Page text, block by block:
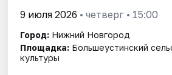
9 июля 2026 • четверг • 15:00
Город: Нижний Новгород
Площадка: Большеустинский
культуры